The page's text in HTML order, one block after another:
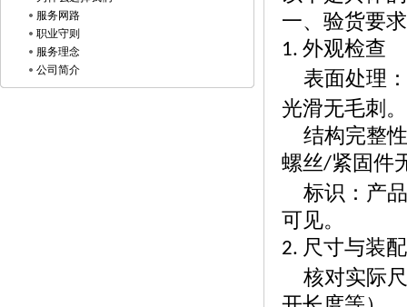
服务网路
职业守则
服务理念
公司简介
一、验货要求
1. 外观检查
表面处理
光滑无毛刺
结构完整
螺丝/紧固件
标识：产
可见。
2. 尺寸与装
核对实际